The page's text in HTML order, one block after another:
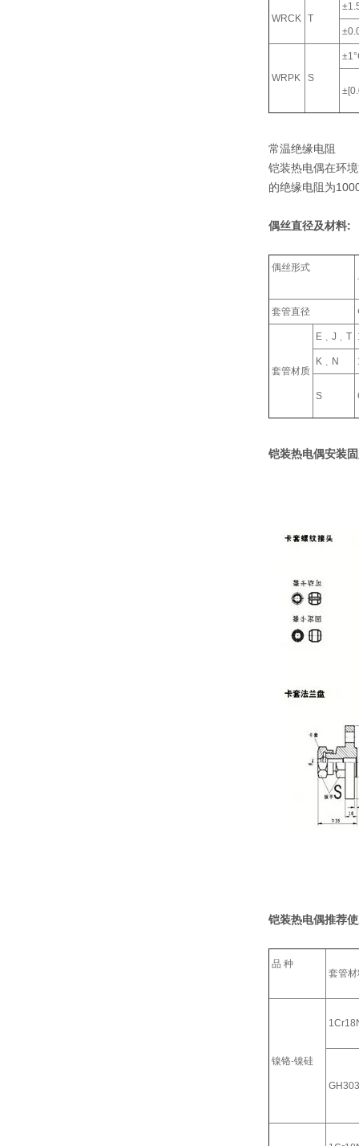
WRCK T
WRPK S
常温绝缘电阻
铠装热电偶在环
的绝缘电阻为
偶丝直径及材料:
偶丝形式
套管直径
套管材质
E﹑J﹑T
K﹑N
S
铠装热电偶安装
铠装热电偶推荐
品 种
套管材
镍铬-镍硅